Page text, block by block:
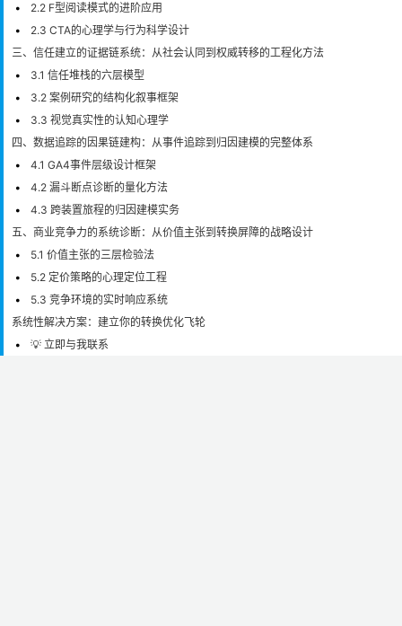
2.2 F型阅读模式的进阶应用
2.3 CTA的心理学与行为科学设计
三、信任建立的证据链系统：从社会认同到权威转移的工程化方法
3.1 信任堆栈的六层模型
3.2 案例研究的结构化叙事框架
3.3 视觉真实性的认知心理学
四、数据追踪的因果链建构：从事件追踪到归因建模的完整体系
4.1 GA4事件层级设计框架
4.2 漏斗断点诊断的量化方法
4.3 跨装置旅程的归因建模实务
五、商业竞争力的系统诊断：从价值主张到转换屏障的战略设计
5.1 价值主张的三层检验法
5.2 定价策略的心理定位工程
5.3 竞争环境的实时响应系统
系统性解决方案：建立你的转换优化飞轮
💡 立即与我联系